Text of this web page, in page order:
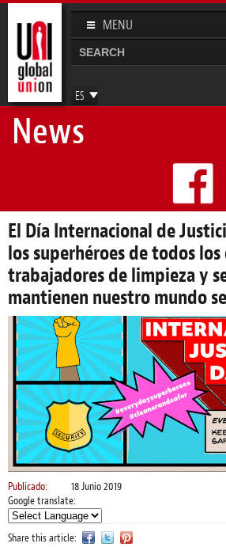
Pasar al
contenido
principal
MENU
ES
EN
FR
Formulario de
News
El Día Internacional de
los superhéroes de todos los
trabajadores de limpieza y
mantienen nuestro mundo
Publicado:
18 Junio 2019
Google translate:
Share this article: